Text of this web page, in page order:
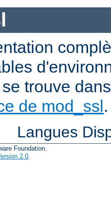
trouve
de mod_ssl.
Langues
Foundation.
2.0.